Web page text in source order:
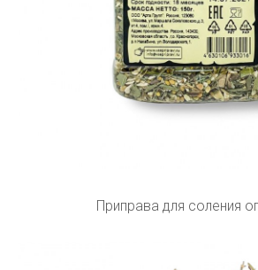
Приправа для соления